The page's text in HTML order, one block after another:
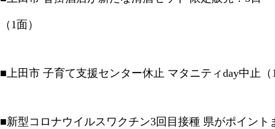
（1面）
■上田市 子育て支援センター休止 マタニティday中止（
■新型コロナウイルスワクチン3回目接種 県がポイン